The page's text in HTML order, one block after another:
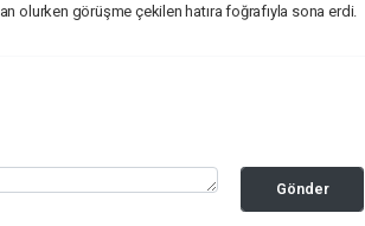
olurken görüşme çekilen hatıra foğrafıyla sona erdi.
Gönder